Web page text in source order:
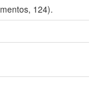
124).